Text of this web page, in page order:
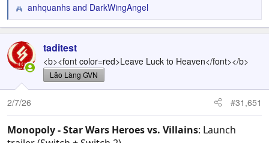
R
e
c
t
i
n
s
:
anhquanhs and DarkWingAngel
taditest
<b><font color=red>Leave Luck to Heaven</font></b>
Lão Làng GVN
2/7/26 #31,651
Monopoly - Star Wars Heroes vs. Villains: Launch